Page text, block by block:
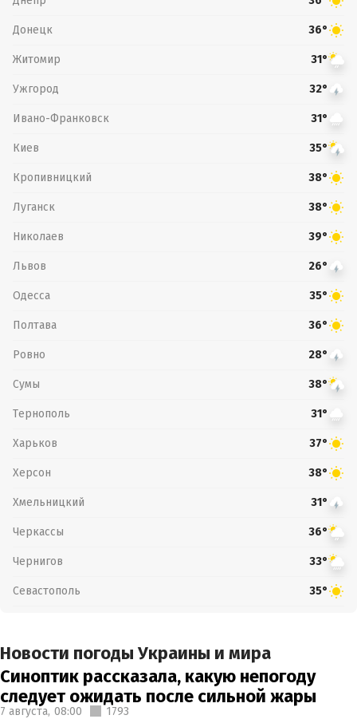
Донецк 36°
Житомир 31°
Ужгород 32°
Ивано-Франковск 31°
Киев 35°
Кропивницкий 38°
Луганск 38°
Николаев 39°
Львов 26°
Одесса 35°
Полтава 36°
Ровно 28°
Сумы 38°
Тернополь 31°
Харьков 37°
Херсон 38°
Хмельницкий 31°
Черкассы 36°
Чернигов 33°
Севастополь 35°
Новости погоды Украины и мира
Синоптик рассказала, какую непогоду
следует ожидать после сильной жары
7 августа, 08:00 1793